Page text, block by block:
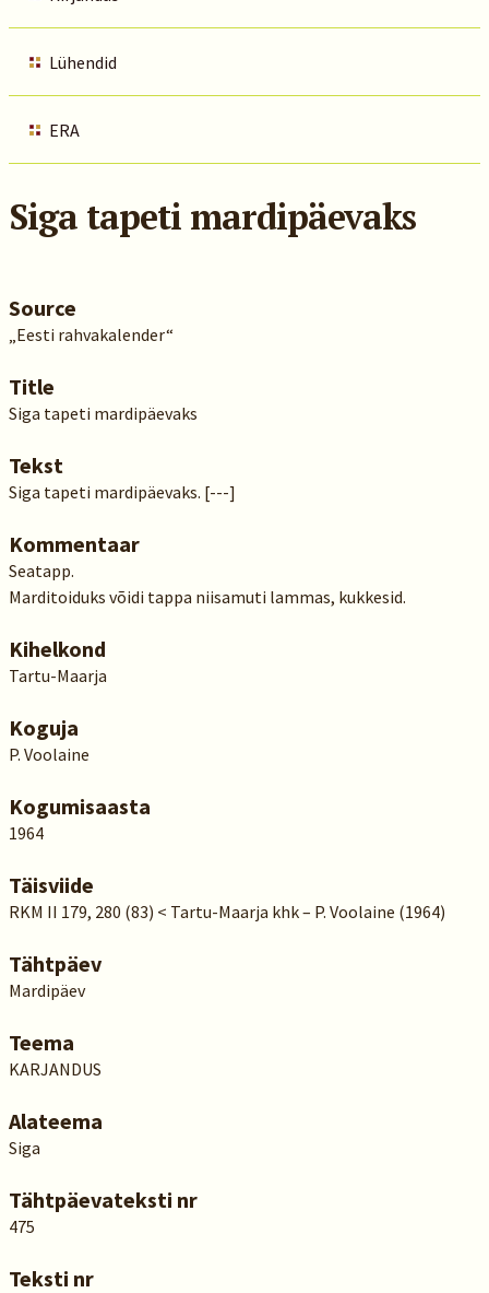
Lühendid
ERA
Siga tapeti mardipäevaks
Source
„Eesti rahvakalender“
Title
Siga tapeti mardipäevaks
Tekst
Siga tapeti mardipäevaks. [---]
Kommentaar
Seatapp.
Marditoiduks võidi tappa niisamuti lammas, kukkesid.
Kihelkond
Tartu-Maarja
Koguja
P. Voolaine
Kogumisaasta
1964
Täisviide
RKM II 179, 280 (83) < Tartu-Maarja khk – P. Voolaine (1964)
Tähtpäev
Mardipäev
Teema
KARJANDUS
Alateema
Siga
Tähtpäevateksti nr
475
Teksti nr